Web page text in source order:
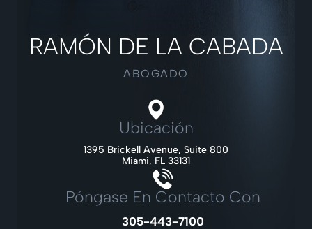
RAMÓN DE LA CABADA
ABOGADO
Ubicación
1395 Brickell Avenue, Suite 800
Miami, FL 33131
Póngase En Contacto Con
305-443-7100